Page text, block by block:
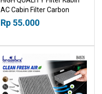
AC Cabin Filter Carbon
Suzuki Baleno 2017+
18518030
Rp 55.000